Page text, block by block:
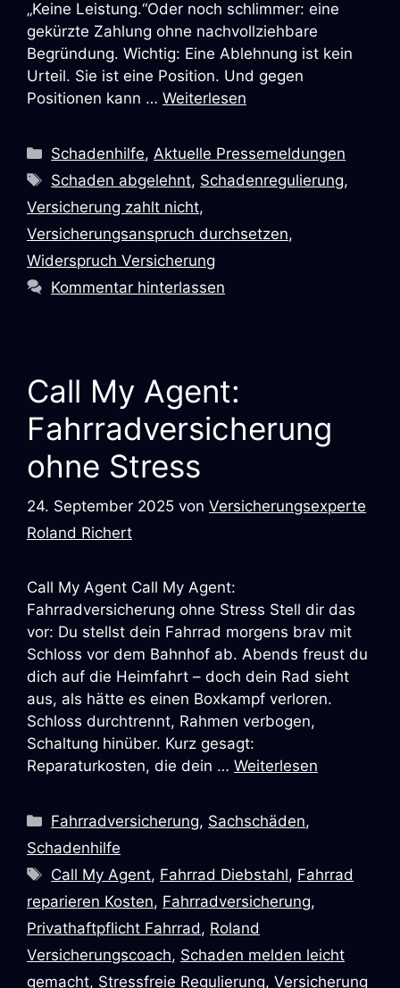
„Keine Leistung.“Oder noch schlimmer: eine
gekürzte Zahlung ohne nachvollziehbare
Begründung. Wichtig: Eine Ablehnung ist kein
Urteil. Sie ist eine Position. Und gegen
Positionen kann … Weiterlesen
Schadenhilfe,Aktuelle Pressemeldungen
Schaden abgelehnt, Schadenregulierung,
Versicherung zahlt nicht,
Versicherungsanspruch durchsetzen,
Widerspruch Versicherung
Kommentar hinterlassen
Call My Agent:
Fahrradversicherung
ohne Stress
24. September 2025 von Versicherungsexperte
Roland Richert
Call My Agent Call My Agent:
Fahrradversicherung ohne Stress Stell dir das
vor: Du stellst dein Fahrrad morgens brav mit
Schloss vor dem Bahnhof ab. Abends freust du
dich auf die Heimfahrt – doch dein Rad sieht
aus, als hätte es einen Boxkampf verloren.
Schloss durchtrennt, Rahmen verbogen,
Schaltung hinüber. Kurz gesagt:
Reparaturkosten, die dein … Weiterlesen
Fahrradversicherung, Sachschäden,
Schadenhilfe
Call My Agent, Fahrrad Diebstahl, Fahrrad
reparieren Kosten, Fahrradversicherung,
Privathaftpflicht Fahrrad, Roland
Versicherungscoach, Schaden melden leicht
gemacht, Stressfreie Regulierung, Versicherung